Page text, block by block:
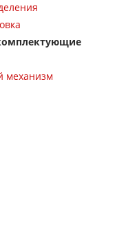
механизм